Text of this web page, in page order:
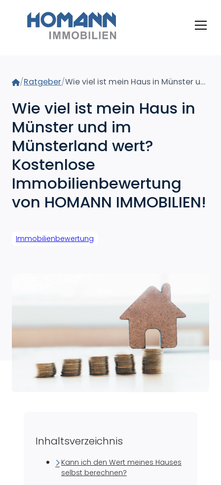
Home
/Ratgeber/ Wie viel ist mein Haus in Münster und im Münsterland wert? Kostenlose Immobilienbewertung von HOMANN IMMOBILIEN!
Wie viel ist mein Haus in
Münster und im
Münsterland wert?
Kostenlose
Immobilienbewertung
von HOMANN IMMOBILIEN!
Immobilienbewertung
Inhaltsverzeichnis
Kann ich den Wert meines Hauses
selbst berechnen?